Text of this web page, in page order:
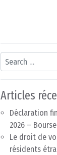
Search
Articles
Déclaration
2026 –
Le droit de
résidents